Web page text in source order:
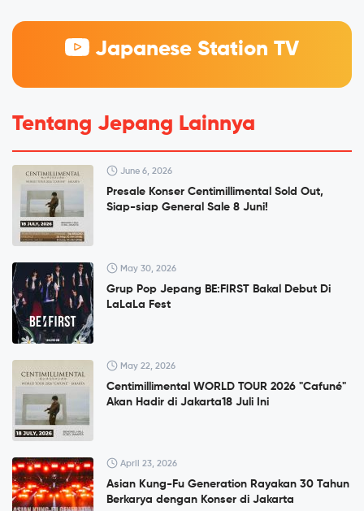
Japanese Station TV
Tentang Jepang Lainnya
June 6, 2026
Presale Konser Centimillimental Sold Out,
Siap-siap General Sale 8 Juni!
May 30, 2026
Grup Pop Jepang BE:FIRST Bakal Debut Di
LaLaLa Fest
May 22, 2026
Centimillimental WORLD TOUR 2026 "Cafuné"
Akan Hadir di Jakarta18 Juli Ini
April 23, 2026
Asian Kung-Fu Generation Rayakan 30 Tahun
Berkarya dengan Konser di Jakarta